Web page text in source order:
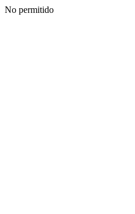
No permitido